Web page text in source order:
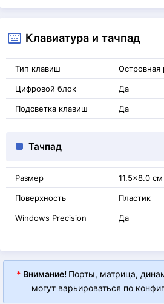
Клавиатура и тачпад
Тип клавиш Островная
Цифровой блок Да
Подсветка клавиш Да
Тачпад
Размер 11.5x8.0 см
Поверхность Пластик
Windows Precision Да
* Внимание! Порты, матрица,
могут варьироваться по